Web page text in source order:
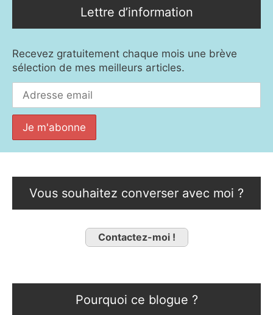
Lettre d’information
Recevez gratuitement chaque mois une brève
sélection de mes meilleurs articles.
Vous souhaitez converser avec moi ?
Contactez-moi !
Pourquoi ce blogue ?